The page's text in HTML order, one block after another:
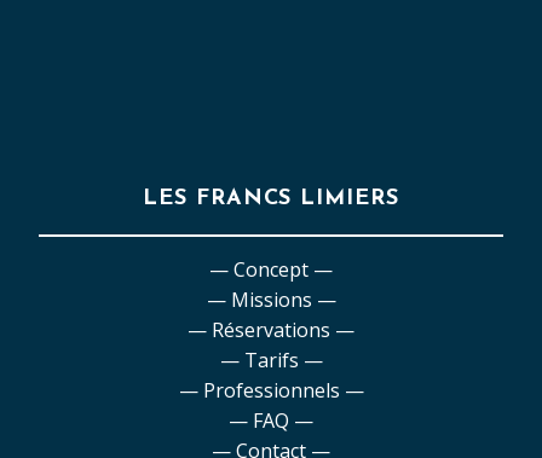
LES FRANCS LIMIERS
— Concept —
— Missions —
— Réservations —
— Tarifs —
— Professionnels —
— FAQ —
— Contact —